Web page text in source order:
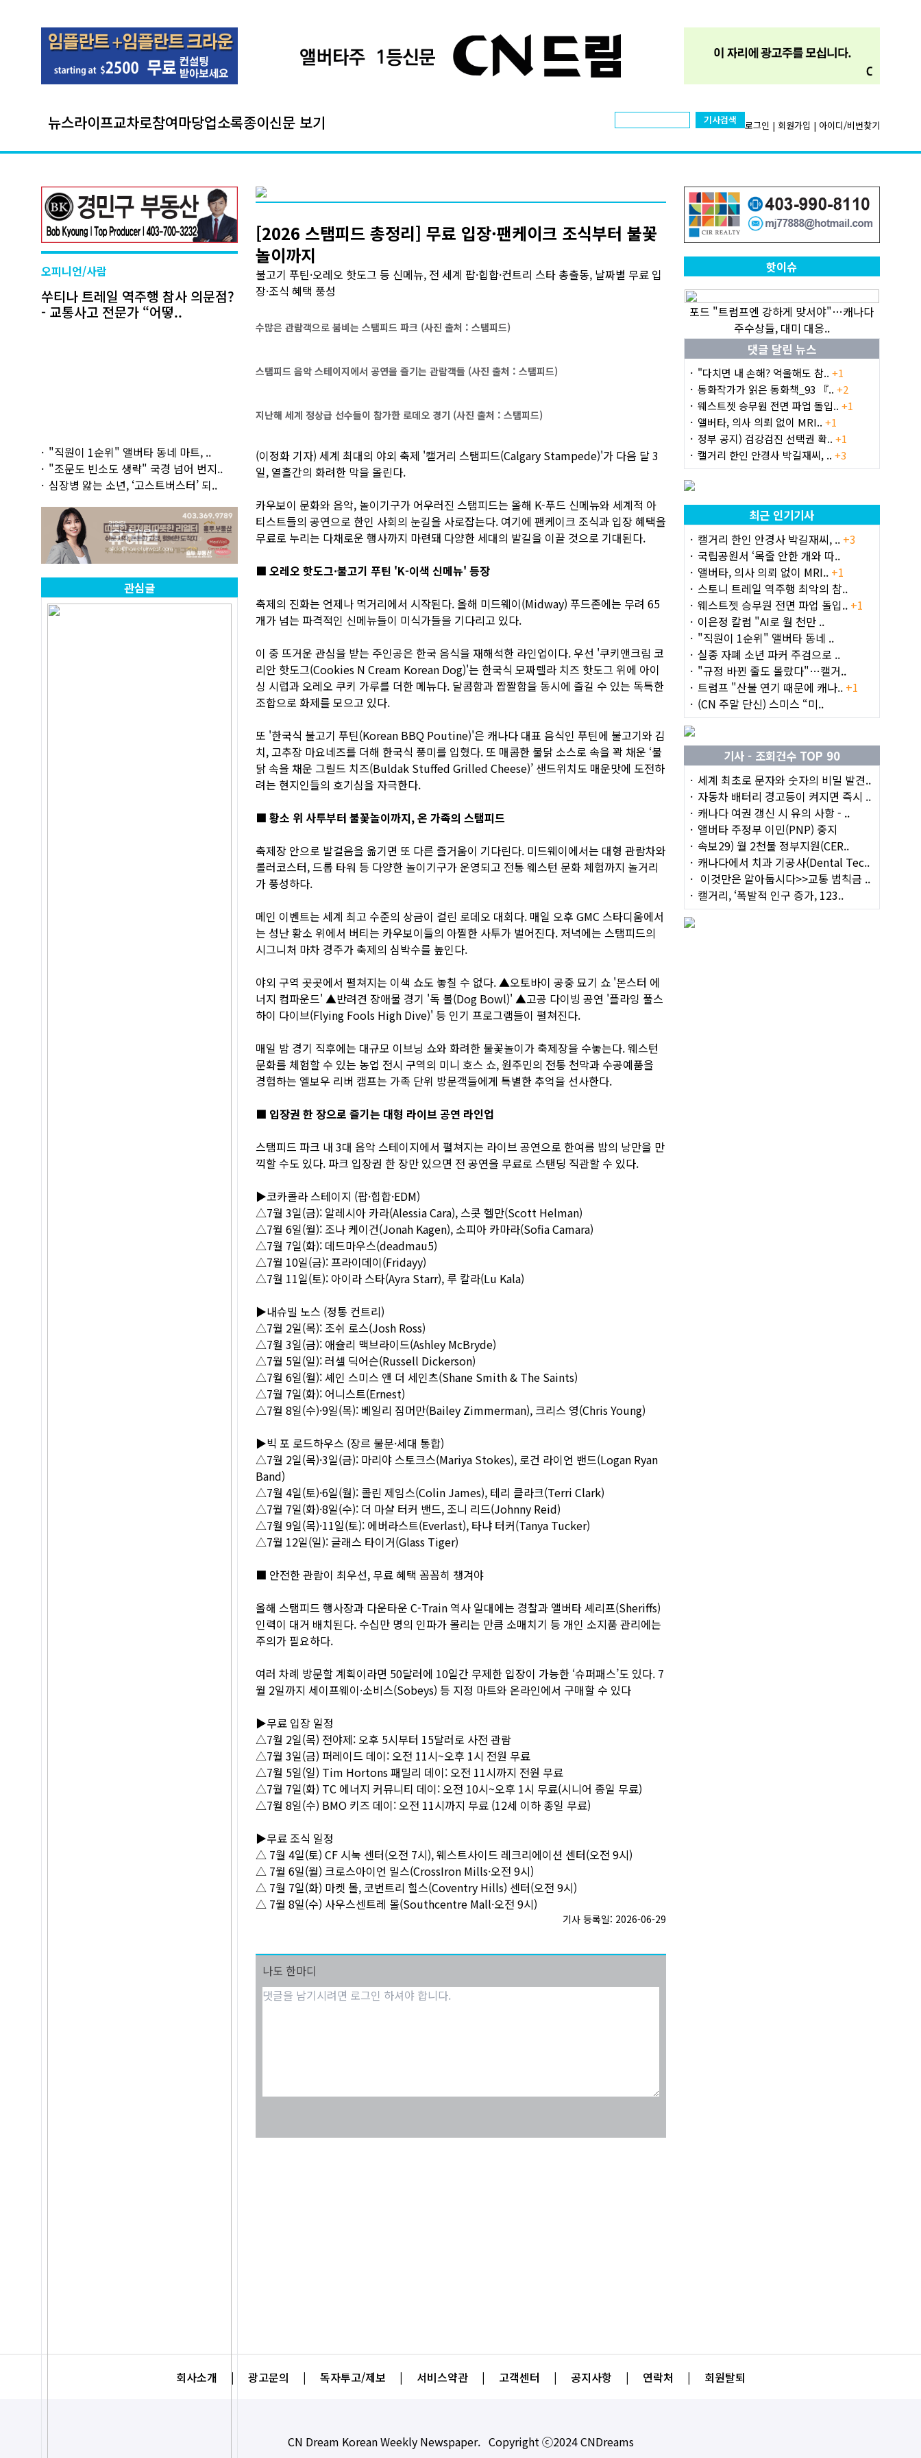
뉴스라이프교차로참여마당업소록종이신문 보기 기사검색 로그인 | 회원가입 | 아이디/비번찾기
오피니언/사람
쑤티나 트레일 역주행 참사 의문점?
- 교통사고 전문가 “어떻..
"직원이 1순위" 앨버타 동네 마트, ..
"조문도 빈소도 생략" 국경 넘어 번지..
심장병 앓는 소년, ‘고스트버스터’ 되..
관심글
[2026 스탬피드 총정리] 무료 입장·팬케이크 조식부터 불꽃
놀이까지
불고기 푸틴·오레오 핫도그 등 신메뉴, 전 세계 팝·힙합·컨트리 스타 총출동, 날짜별 무료 입
장·조식 혜택 풍성
수많은 관람객으로 붐비는 스탬피드 파크 (사진 출처 : 스탬피드)
스탬피드 음악 스테이지에서 공연을 즐기는 관람객들 (사진 출처 : 스탬피드)
지난해 세계 정상급 선수들이 참가한 로데오 경기 (사진 출처 : 스탬피드)
(이정화 기자) 세계 최대의 야외 축제 '캘거리 스탬피드(Calgary Stampede)'가 다음 달 3
일, 열흘간의 화려한 막을 올린다.
카우보이 문화와 음악, 놀이기구가 어우러진 스탬피드는 올해 K-푸드 신메뉴와 세계적 아
티스트들의 공연으로 한인 사회의 눈길을 사로잡는다. 여기에 팬케이크 조식과 입장 혜택을
무료로 누리는 다채로운 행사까지 마련돼 다양한 세대의 발길을 이끌 것으로 기대된다.
■ 오레오 핫도그·불고기 푸틴 'K-이색 신메뉴' 등장
축제의 진화는 언제나 먹거리에서 시작된다. 올해 미드웨이(Midway) 푸드존에는 무려 65
개가 넘는 파격적인 신메뉴들이 미식가들을 기다리고 있다.
이 중 뜨거운 관심을 받는 주인공은 한국 음식을 재해석한 라인업이다. 우선 '쿠키앤크림 코
리안 핫도그(Cookies N Cream Korean Dog)'는 한국식 모짜렐라 치즈 핫도그 위에 아이
싱 시럽과 오레오 쿠키 가루를 더한 메뉴다. 달콤함과 짭짤함을 동시에 즐길 수 있는 독특한
조합으로 화제를 모으고 있다.
또 '한국식 불고기 푸틴(Korean BBQ Poutine)'은 캐나다 대표 음식인 푸틴에 불고기와 김
치, 고추장 마요네즈를 더해 한국식 풍미를 입혔다. 또 매콤한 불닭 소스로 속을 꽉 채운 ‘불
닭 속을 채운 그릴드 치즈(Buldak Stuffed Grilled Cheese)’ 샌드위치도 매운맛에 도전하
려는 현지인들의 호기심을 자극한다.
■ 황소 위 사투부터 불꽃놀이까지, 온 가족의 스탬피드
축제장 안으로 발걸음을 옮기면 또 다른 즐거움이 기다린다. 미드웨이에서는 대형 관람차와
롤러코스터, 드롭 타워 등 다양한 놀이기구가 운영되고 전통 웨스턴 문화 체험까지 놀거리
가 풍성하다.
메인 이벤트는 세계 최고 수준의 상금이 걸린 로데오 대회다. 매일 오후 GMC 스타디움에서
는 성난 황소 위에서 버티는 카우보이들의 아찔한 사투가 벌어진다. 저녁에는 스탬피드의
시그니처 마차 경주가 축제의 심박수를 높인다.
야외 구역 곳곳에서 펼쳐지는 이색 쇼도 놓칠 수 없다. ▲오토바이 공중 묘기 쇼 '몬스터 에
너지 컴파운드' ▲반려견 장애물 경기 '독 볼(Dog Bowl)' ▲고공 다이빙 공연 '플라잉 풀스
하이 다이브(Flying Fools High Dive)' 등 인기 프로그램들이 펼쳐진다.
매일 밤 경기 직후에는 대규모 이브닝 쇼와 화려한 불꽃놀이가 축제장을 수놓는다. 웨스턴
문화를 체험할 수 있는 농업 전시 구역의 미니 호스 쇼, 원주민의 전통 천막과 수공예품을
경험하는 엘보우 리버 캠프는 가족 단위 방문객들에게 특별한 추억을 선사한다.
■ 입장권 한 장으로 즐기는 대형 라이브 공연 라인업
스탬피드 파크 내 3대 음악 스테이지에서 펼쳐지는 라이브 공연으로 한여름 밤의 낭만을 만
끽할 수도 있다. 파크 입장권 한 장만 있으면 전 공연을 무료로 스탠딩 직관할 수 있다.
▶코카콜라 스테이지 (팝·힙합·EDM)
△7월 3일(금): 알레시아 카라(Alessia Cara), 스콧 헬만(Scott Helman)
△7월 6일(월): 조나 케이건(Jonah Kagen), 소피아 카마라(Sofia Camara)
△7월 7일(화): 데드마우스(deadmau5)
△7월 10일(금): 프라이데이(Fridayy)
△7월 11일(토): 아이라 스타(Ayra Starr), 루 칼라(Lu Kala)
▶내슈빌 노스 (정통 컨트리)
△7월 2일(목): 조쉬 로스(Josh Ross)
△7월 3일(금): 애슐리 맥브라이드(Ashley McBryde)
△7월 5일(일): 러셀 딕어슨(Russell Dickerson)
△7월 6일(월): 셰인 스미스 앤 더 세인츠(Shane Smith & The Saints)
△7월 7일(화): 어니스트(Ernest)
△7월 8일(수)·9일(목): 베일리 짐머만(Bailey Zimmerman), 크리스 영(Chris Young)
▶빅 포 로드하우스 (장르 불문·세대 통합)
△7월 2일(목)·3일(금): 마리야 스토크스(Mariya Stokes), 로건 라이언 밴드(Logan Ryan
Band)
△7월 4일(토)·6일(월): 콜린 제임스(Colin James), 테리 클라크(Terri Clark)
△7월 7일(화)·8일(수): 더 마샬 터커 밴드, 조니 리드(Johnny Reid)
△7월 9일(목)·11일(토): 에버라스트(Everlast), 타냐 터커(Tanya Tucker)
△7월 12일(일): 글래스 타이거(Glass Tiger)
■ 안전한 관람이 최우선, 무료 혜택 꼼꼼히 챙겨야
올해 스탬피드 행사장과 다운타운 C-Train 역사 일대에는 경찰과 앨버타 셰리프(Sheriffs)
인력이 대거 배치된다. 수십만 명의 인파가 몰리는 만큼 소매치기 등 개인 소지품 관리에는
주의가 필요하다.
여러 차례 방문할 계획이라면 50달러에 10일간 무제한 입장이 가능한 ‘슈퍼패스’도 있다. 7
월 2일까지 세이프웨이·소비스(Sobeys) 등 지정 마트와 온라인에서 구매할 수 있다
▶무료 입장 일정
△7월 2일(목) 전야제: 오후 5시부터 15달러로 사전 관람
△7월 3일(금) 퍼레이드 데이: 오전 11시~오후 1시 전원 무료
△7월 5일(일) Tim Hortons 패밀리 데이: 오전 11시까지 전원 무료
△7월 7일(화) TC 에너지 커뮤니티 데이: 오전 10시~오후 1시 무료(시니어 종일 무료)
△7월 8일(수) BMO 키즈 데이: 오전 11시까지 무료 (12세 이하 종일 무료)
▶무료 조식 일정
△ 7월 4일(토) CF 시눅 센터(오전 7시), 웨스트사이드 레크리에이션 센터(오전 9시)
△ 7월 6일(월) 크로스아이언 밀스(CrossIron Mills·오전 9시)
△ 7월 7일(화) 마켓 몰, 코번트리 힐스(Coventry Hills) 센터(오전 9시)
△ 7월 8일(수) 사우스센트레 몰(Southcentre Mall·오전 9시)
기사 등록일: 2026-06-29
나도 한마디
핫이슈
포드 "트럼프엔 강하게 맞서야"…캐나다
주수상들, 대미 대응..
댓글 달린 뉴스
"다치면 내 손해? 억울해도 참.. +1
동화작가가 읽은 동화책_93 『.. +2
웨스트젯 승무원 전면 파업 돌입.. +1
앨버타, 의사 의뢰 없이 MRI.. +1
정부 공지) 검강검진 선택권 확.. +1
캘거리 한인 안경사 박길재씨, .. +3
최근 인기기사
캘거리 한인 안경사 박길재씨, .. +3
국립공원서 ‘목줄 안한 개와 따..
앨버타, 의사 의뢰 없이 MRI.. +1
스토니 트레일 역주행 최악의 참..
웨스트젯 승무원 전면 파업 돌입.. +1
이은정 칼럼 "AI로 월 천만 ..
"직원이 1순위" 앨버타 동네 ..
실종 자폐 소년 파커 주검으로 ..
"규정 바뀐 줄도 몰랐다"…캘거..
트럼프 "산불 연기 때문에 캐나.. +1
(CN 주말 단신) 스미스 “미..
기사 - 조회건수 TOP 90
세계 최초로 문자와 숫자의 비밀 발견..
자동차 배터리 경고등이 켜지면 즉시 ..
캐나다 여권 갱신 시 유의 사항 - ..
앨버타 주정부 이민(PNP) 중지
속보29) 월 2천불 정부지원(CER..
캐나다에서 치과 기공사(Dental Tec..
이것만은 알아둡시다>>교통 범칙금 ..
캘거리, ‘폭발적 인구 증가, 123..
회사소개 | 광고문의 | 독자투고/제보 | 서비스약관 | 고객센터 | 공지사항 | 연락처 | 회원탈퇴
CN Dream Korean Weekly Newspaper. Copyright ⓒ2024 CNDreams